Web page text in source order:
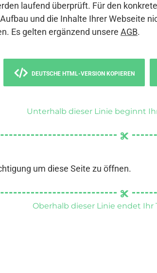
laufend überprüft. Für den
und die Inhalte Ihrer Webseite
Es gelten ergänzend unsere AGB.
DEUTSCHE HTML-VERSION KOPIEREN
Unterhalb dieser Linie beginnt
um diese Seite zu öffnen.
Oberhalb dieser Linie endet Ihr